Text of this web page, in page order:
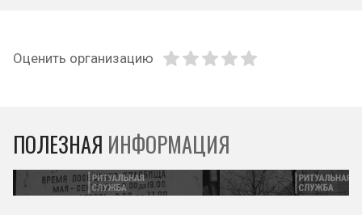
Оценить организацию
ПОЛЕЗНАЯ ИНФОРМАЦИЯ